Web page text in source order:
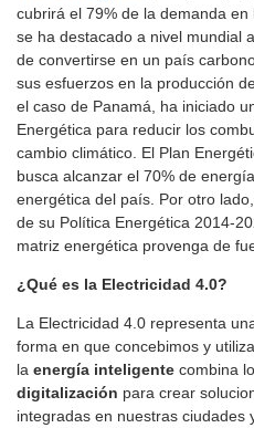
cubrirá el 79% de la demanda
se ha destacado a nivel mundial
de convertirse en un país
sus esfuerzos en la producción
el caso de Panamá, ha iniciado
Energética para reducir los
cambio climático. El Plan
busca alcanzar el 70% de
energética del país. Por otro
de su Política Energética 2014-
matriz energética provenga de
¿Qué es la Electricidad 4.0?
La Electricidad 4.0 representa
forma en que concebimos y
la energía inteligente combina
digitalización para crear
integradas en nuestras ciudades